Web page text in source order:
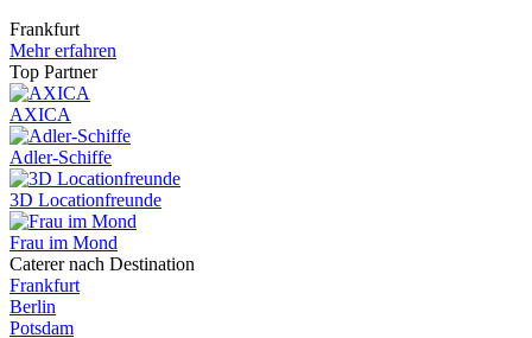
Frankfurt
Mehr erfahren
Top Partner
AXICA
Adler-Schiffe
3D Locationfreunde
Frau im Mond
Caterer nach Destination
Frankfurt
Berlin
Potsdam